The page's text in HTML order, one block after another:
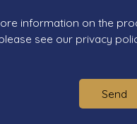
information on the
see our privacy
Send